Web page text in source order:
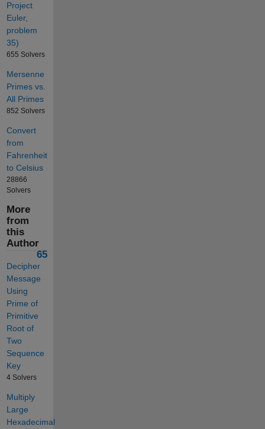
Project
Euler,
problem
35)
655 Solvers
Mersenne
Primes vs.
All Primes
852 Solvers
Convert
from
Fahrenheit
to Celsius
28866
Solvers
More
from
this
Author
65
Decipher
Message
Using
Prime of
Primitive
Root of
Two
Sequence
Key
4 Solvers
Multiply
Large
Hexadecimal